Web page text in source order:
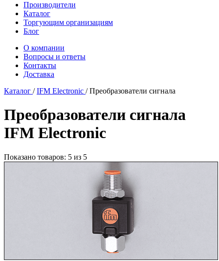
Производители
Каталог
Торгующим организациям
Блог
О компании
Вопросы и ответы
Контакты
Доставка
Каталог /IFM Electronic /Преобразователи сигнала
Преобразователи сигнала
IFM Electronic
Показано товаров: 5 из 5